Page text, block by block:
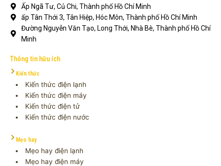
Ấp Ngã Tư, Củ Chi, Thành phố Hồ Chí Minh
ấp Tân Thới 3, Tân Hiệp, Hóc Môn, Thành phố Hồ Chí Minh
Đường Nguyễn Văn Tạo, Long Thới, Nhà Bè, Thành phố Hồ Chí
Minh
Thông tin hữu ích
Kiến thức
Kiến thức điện lạnh
Kiến thức điện máy
Kiến thức điện tử
Kiến thức điện nước
Mẹo hay
Mẹo hay điện lạnh
Mẹo hay điện máy